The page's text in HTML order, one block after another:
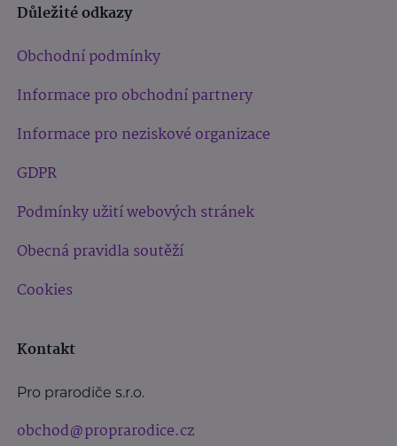
Důležité odkazy
Obchodní podmínky
Informace pro obchodní partnery
Informace pro neziskové organizace
GDPR
Podmínky užití webových stránek
Obecná pravidla soutěží
Cookies
Kontakt
Pro prarodiče s.r.o.
obchod@proprarodice.cz